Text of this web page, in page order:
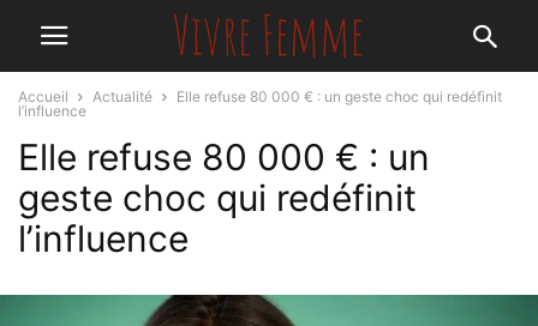
Accueil Actualité
Elle refuse 80 000 € : un geste choc qui redéfinit
l’influence
Elle refuse 80 000 € : un
geste choc qui redéfinit
l’influence